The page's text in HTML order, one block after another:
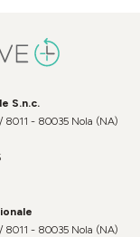
S.n.c.
- 80035 Nola (NA)
- 80035 Nola (NA)